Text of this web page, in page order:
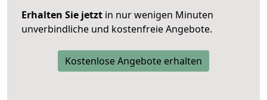
Erhalten Sie jetzt in nur wenigen Minuten
unverbindliche und kostenfreie Angebote.
Kostenlose Angebote erhalten